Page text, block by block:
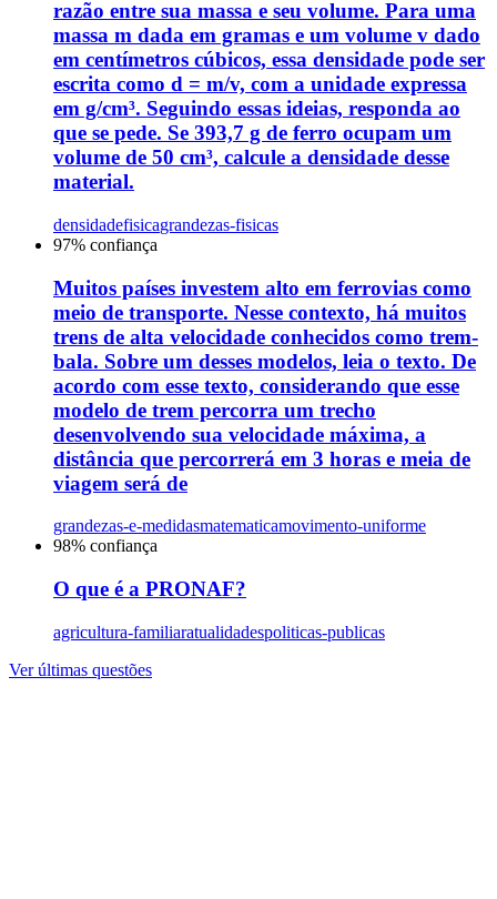
razão entre sua massa e seu volume. Para uma
massa m dada em gramas e um volume v dado
em centímetros cúbicos, essa densidade pode ser
escrita como d = m/v, com a unidade expressa
em g/cm³. Seguindo essas ideias, responda ao
que se pede. Se 393,7 g de ferro ocupam um
volume de 50 cm³, calcule a densidade desse
material.
densidadefisicagrandezas-fisicas
97% confiança
Muitos países investem alto em ferrovias como
meio de transporte. Nesse contexto, há muitos
trens de alta velocidade conhecidos como trem-
bala. Sobre um desses modelos, leia o texto. De
acordo com esse texto, considerando que esse
modelo de trem percorra um trecho
desenvolvendo sua velocidade máxima, a
distância que percorrerá em 3 horas e meia de
viagem será de
grandezas-e-medidasmatematicamovimento-uniforme
98% confiança
O que é a PRONAF?
agricultura-familiaratualidadespoliticas-publicas
Ver últimas questões